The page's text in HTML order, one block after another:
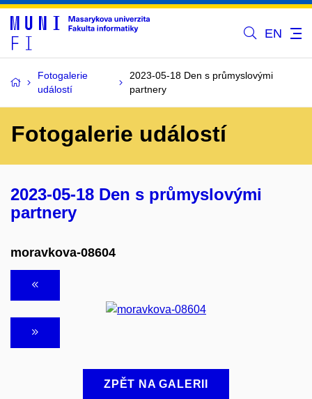
EN
Fotogalerie
událostí
2023-05-18 Den s průmyslovými
partnery
Fotogalerie událostí
2023-05-18 Den s průmyslovými
partnery
moravkova-08604
ZPĚT NA GALERII